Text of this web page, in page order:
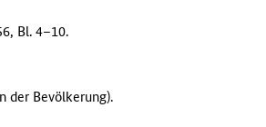
Bl. 4–10.
der Bevölkerung).